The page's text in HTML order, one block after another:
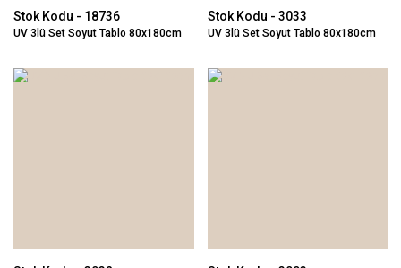
Stok Kodu - 18736
UV 3lü Set Soyut Tablo 80x180cm
Stok Kodu - 3033
UV 3lü Set Soyut Tablo 80x180cm